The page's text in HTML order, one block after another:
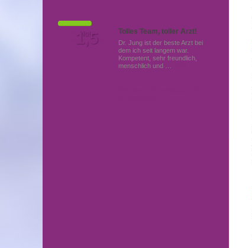
Tolles Team, toller Arzt!
Dr. Jung ist der beste Arzt bei
dem ich seit langem war.
Kompetent, sehr freundlich,
menschlich und …
Von Patienten
bewertet mit
Note
1,5